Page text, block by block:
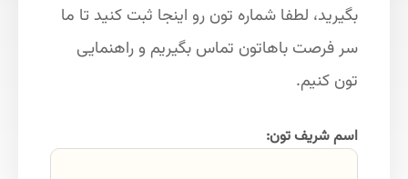
بگیرید، لطفا شماره تون رو اینجا ثبت کنید تا ما
سر فرصت باهاتون تماس بگیریم و راهنمایی
تون کنیم.
اسم شریف تون: